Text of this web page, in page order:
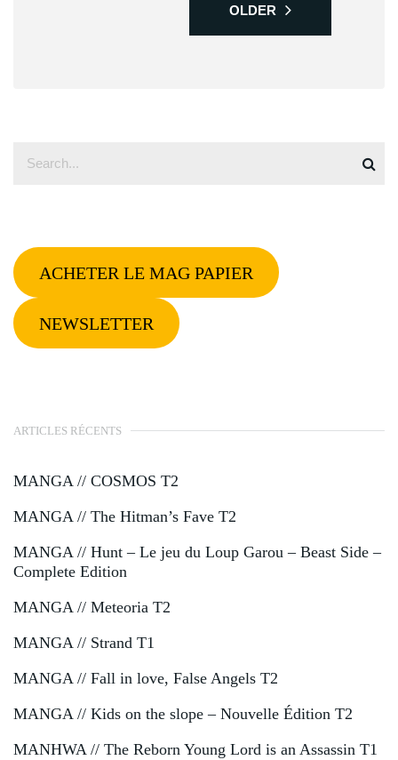
OLDER
ACHETER LE MAG PAPIER
NEWSLETTER
ARTICLES RÉCENTS
MANGA // COSMOS T2
MANGA // The Hitman’s Fave T2
MANGA // Hunt – Le jeu du Loup Garou – Beast Side –
Complete Edition
MANGA // Meteoria T2
MANGA // Strand T1
MANGA // Fall in love, False Angels T2
MANGA // Kids on the slope – Nouvelle Édition T2
MANHWA // The Reborn Young Lord is an Assassin T1